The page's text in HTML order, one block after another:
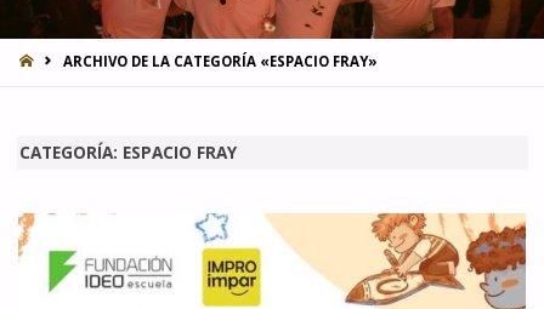
INICIOARCHIVO DE LA CATEGORÍA «ESPACIO FRAY»
CATEGORÍA: ESPACIO FRAY